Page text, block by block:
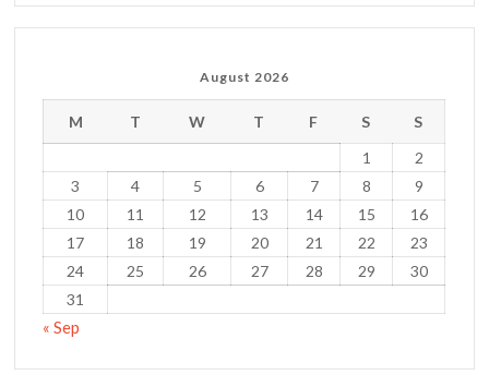
August 2026
M T W T F S
S
1
2
3
4 5 6 7 8
9
10
11 12 13 14 15
16
17
18 19 20 21 22
23
24
25 26 27 28 29
30
31
« Sep